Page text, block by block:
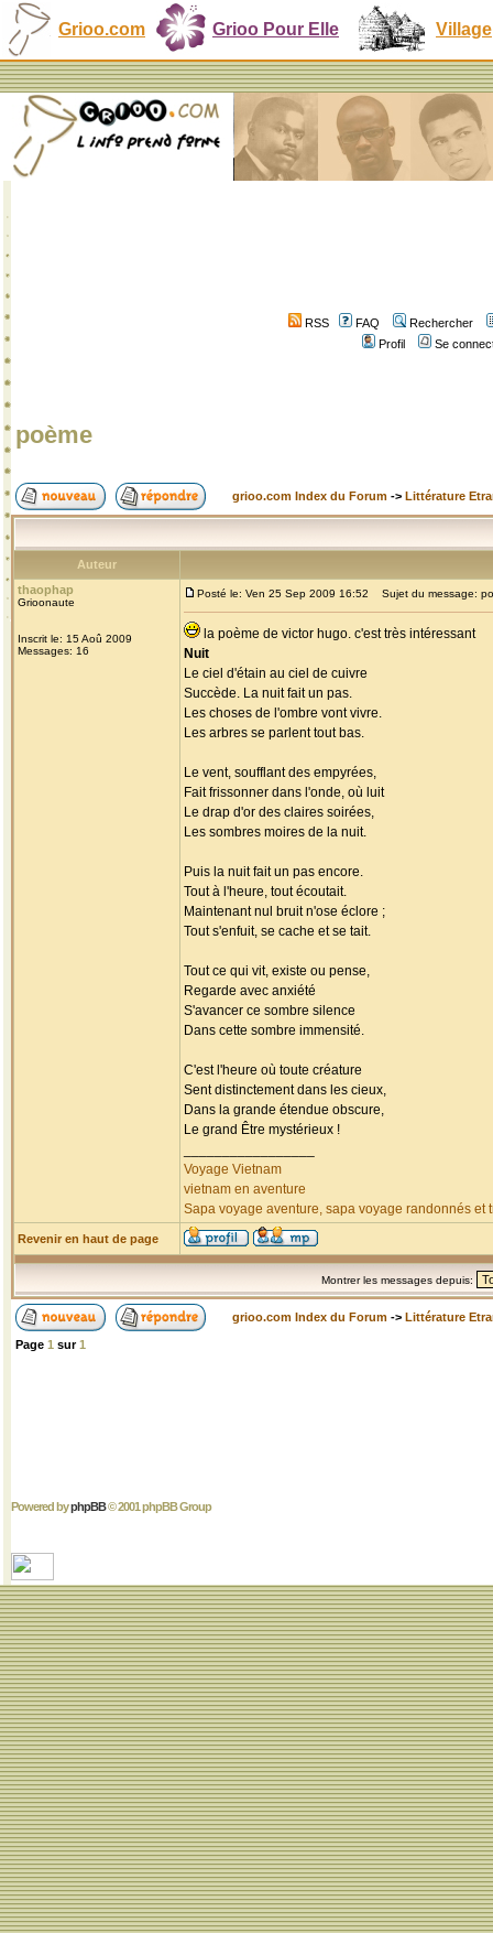
Grioo.com Grioo Pour Elle Village
RSS FAQ
Rechercher
Profil
Se
poème
grioo.com Index du Forum -> Littérature
Auteur
thaophap
Grioonaute
Inscrit le: 15 Aoû 2009
Messages: 16
Posté le: Ven 25 Sep 2009 16:52 Sujet du message:
la poème de victor hugo. c'est très intéressant
Nuit
Le ciel d'étain au ciel de cuivre
Succède. La nuit fait un pas.
Les choses de l'ombre vont vivre.
Les arbres se parlent tout bas.
Le vent, soufflant des empyrées,
Fait frissonner dans l'onde, où luit
Le drap d'or des claires soirées,
Les sombres moires de la nuit.
Puis la nuit fait un pas encore.
Tout à l'heure, tout écoutait.
Maintenant nul bruit n'ose éclore ;
Tout s'enfuit, se cache et se tait.
Tout ce qui vit, existe ou pense,
Regarde avec anxiété
S'avancer ce sombre silence
Dans cette sombre immensité.
C'est l'heure où toute créature
Sent distinctement dans les cieux,
Dans la grande étendue obscure,
Le grand Être mystérieux !
Voyage Vietnam
vietnam en aventure
Sapa voyage aventure, sapa voyage randonnés et
Revenir en haut de page
Montrer les messages depuis:
grioo.com Index du Forum -> Littérature
Page 1 sur1
Powered byphpBB© 2001 phpBB Group